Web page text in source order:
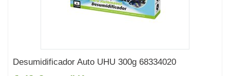
Desumidificador Auto UHU 300g 68334020